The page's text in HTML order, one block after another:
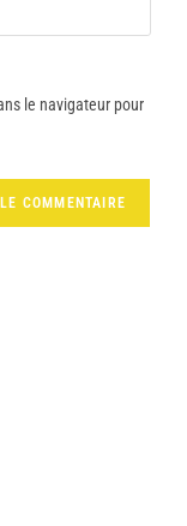
le navigateur pour